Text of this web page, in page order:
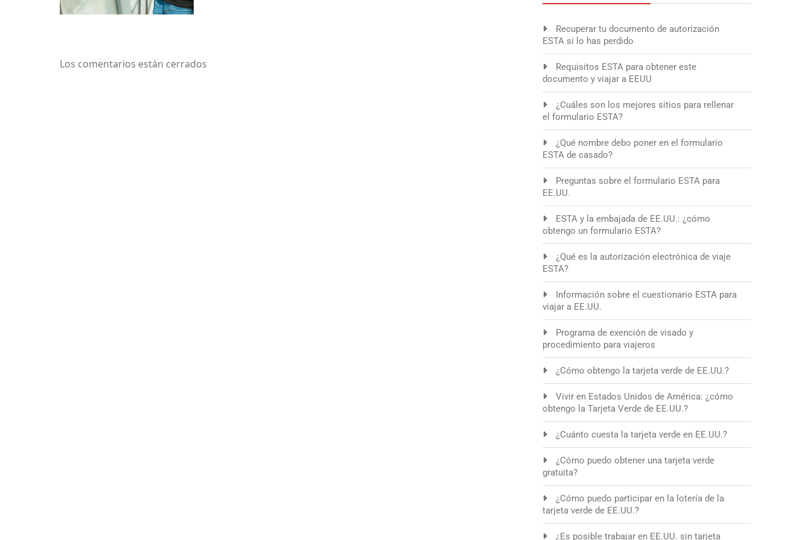
Los comentarios están cerrados
Recuperar tu documento de autorización
ESTA si lo has perdido
Requisitos ESTA para obtener este
documento y viajar a EEUU
¿Cuáles son los mejores sitios para rellenar
el formulario ESTA?
¿Qué nombre debo poner en el formulario
ESTA de casado?
Preguntas sobre el formulario ESTA para
EE.UU.
ESTA y la embajada de EE.UU.: ¿cómo
obtengo un formulario ESTA?
¿Qué es la autorización electrónica de viaje
ESTA?
Información sobre el cuestionario ESTA para
viajar a EE.UU.
Programa de exención de visado y
procedimiento para viajeros
¿Cómo obtengo la tarjeta verde de EE.UU.?
Vivir en Estados Unidos de América: ¿cómo
obtengo la Tarjeta Verde de EE.UU.?
¿Cuánto cuesta la tarjeta verde en EE.UU.?
¿Cómo puedo obtener una tarjeta verde
gratuita?
¿Cómo puedo participar en la lotería de la
tarjeta verde de EE.UU.?
¿Es posible trabajar en EE.UU. sin tarjeta